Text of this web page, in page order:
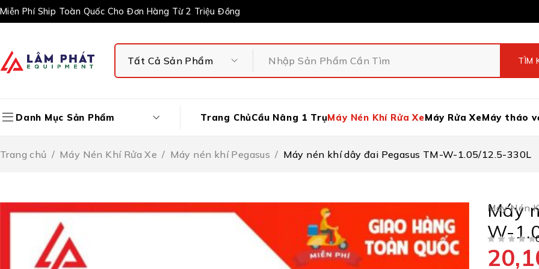
Miễn Phí Ship Toàn Quốc Cho Đơn Hàng Từ 2 Triệu Đồng
Danh Mục Sản Phẩm Trang ChủCầu Nâng 1 TrụMáy Nén Khí Rửa XeMáy Rửa XeMáy tháo
Trang chủ / Máy Nén Khí Rửa Xe / Máy nén khí Pegasus / Máy nén khí dây đai Pegasus TM-W-1.05/12.5-330L
Máy Nén
Máy
W-